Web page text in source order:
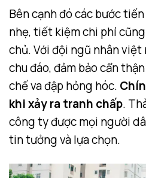
Bên cạnh đó các bước
nhẹ, tiết kiệm chi phí
chủ. Với đội ngũ nhân
chu đáo, đảm bảo cẩn
chế va đập hỏng hóc.
khi xảy ra tranh chấp.
công ty được mọi người
tin tưởng và lựa chọn.